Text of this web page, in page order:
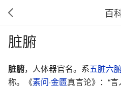
百
脏腑
脏腑，人体器官名。系五脏六
称。《素问·金匮真言论》：“